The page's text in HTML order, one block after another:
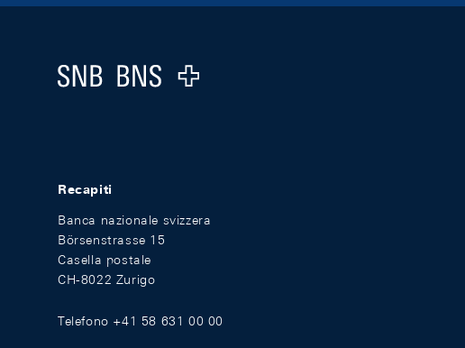
Logo
Recapiti
Banca nazionale svizzera
Börsenstrasse 15
Casella postale
CH-8022 Zurigo
Telefono +41 58 631 00 00